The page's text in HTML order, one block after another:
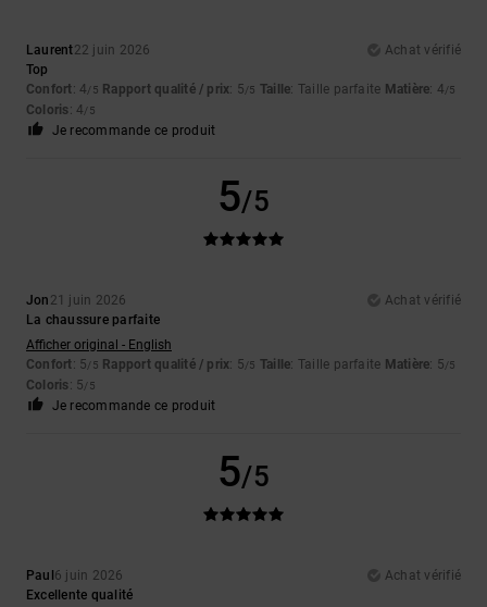
Laurent22 juin 2026
Achat vérifié
Top
Confort: 4/5 Rapport qualité / prix: 5/5 Taille: Taille parfaite Matière: 4/5
Coloris: 4/5
Je recommande ce produit
5/5
Jon 21 juin 2026
Achat vérifié
La chaussure parfaite
Afficher original - English
Confort: 5/5 Rapport qualité / prix: 5/5 Taille: Taille parfaite Matière: 5/5
Coloris: 5/5
Je recommande ce produit
5/5
Paul6 juin 2026
Achat vérifié
Excellente qualité